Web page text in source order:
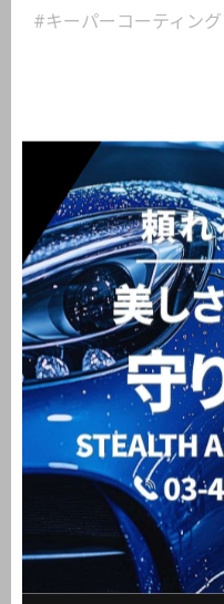
#キーパーコーティン
< 前のページ
#大田区
#
カテゴ